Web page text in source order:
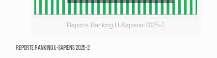
Reporte Ranking U-Sapiens-2025-2
Reporte Ranking U-Sapiens 2025-2